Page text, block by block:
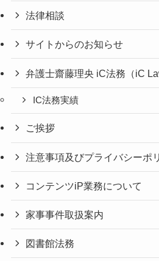
法律相談
サイトからのお知らせ
弁護士齋藤理央 iC法務（iC
IC法務実績
ご挨拶
注意事項及びプライバシーポ
コンテンツiP業務について
家事事件取扱案内
図書館法務